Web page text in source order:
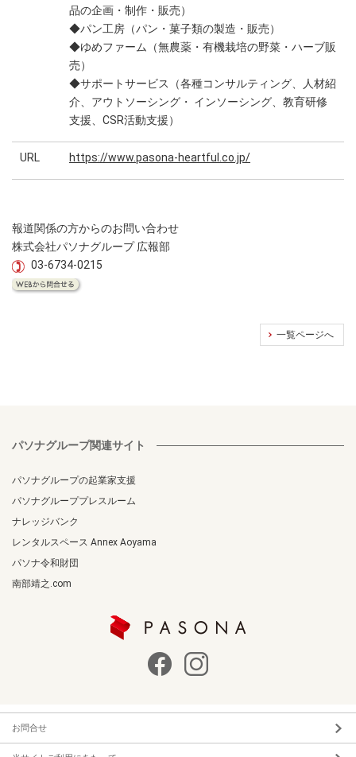
品の企画・制作・販売）
◆パン工房（パン・菓子類の製造・販売）
◆ゆめファーム（無農薬・有機栽培の野菜・ハーブ販
売）
◆サポートサービス（各種コンサルティング、人材紹
介、アウトソーシング・ インソーシング、教育研修
支援、CSR活動支援）
URL https://www.pasona-heartful.co.jp/
報道関係の方からのお問い合わせ
株式会社パソナグループ 広報部
03-6734-0215
一覧ページへ
パソナグループ関連サイト
パソナグループの起業家支援
パソナグループプレスルーム
ナレッジバンク
レンタルスペース Annex Aoyama
パソナ令和財団
南部靖之.com
お問合せ